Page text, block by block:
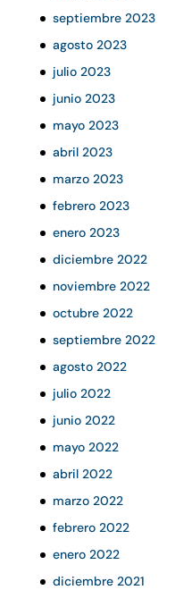
septiembre 2023
agosto 2023
julio 2023
junio 2023
mayo 2023
abril 2023
marzo 2023
febrero 2023
enero 2023
diciembre 2022
noviembre 2022
octubre 2022
septiembre 2022
agosto 2022
julio 2022
junio 2022
mayo 2022
abril 2022
marzo 2022
febrero 2022
enero 2022
diciembre 2021